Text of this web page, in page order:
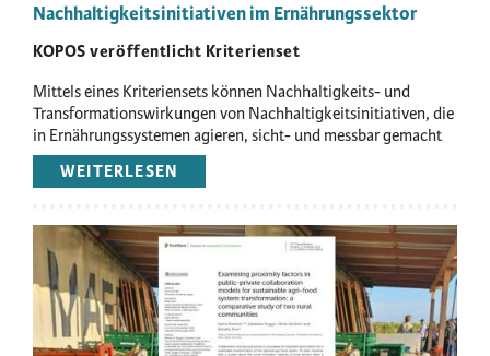
Nachhaltigkeitsinitiativen im Ernährungssektor
KOPOS veröffentlicht Kriterienset
Mittels eines Kriteriensets können Nachhaltigkeits- und
Transformationswirkungen von Nachhaltigkeitsinitiativen, die
in Ernährungssystemen agieren, sicht- und messbar gemacht
werden.
WEITERLESEN
NACHHALTIGKEITS-
TRANSFORMATIONSWIRKUNGEN
FÜR
NACHHALTIGKEITSINITIATIVEN
IM
ERNÄHRUNGSSEKTOR
Image